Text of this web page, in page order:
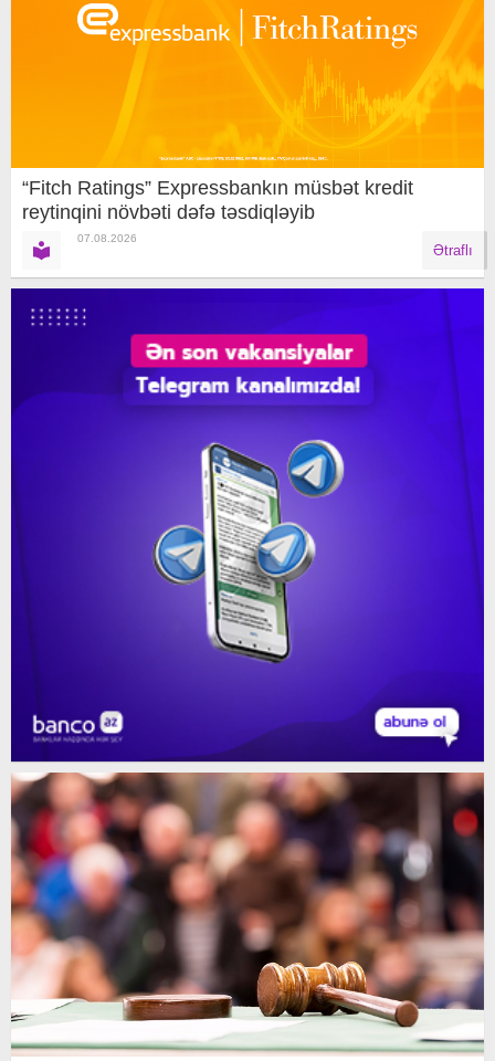
“Fitch Ratings” Expressbankın müsbət kredit
reytinqini növbəti dəfə təsdiqləyib
07.08.2026
Ətraflı